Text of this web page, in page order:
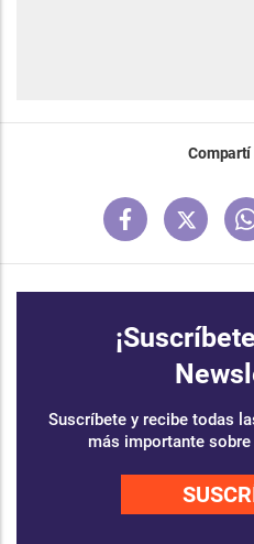
Compartí
Suscríbete y recibe todas
más importante